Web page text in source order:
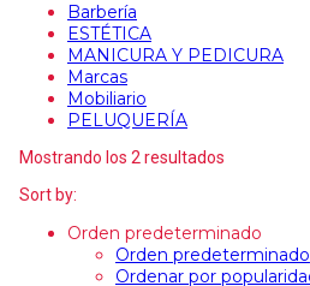
Barbería
ESTÉTICA
MANICURA Y PEDICURA
Marcas
Mobiliario
PELUQUERÍA
Mostrando los 2 resultados
Sort by:
Orden predeterminado
Orden predeterminado
Ordenar por